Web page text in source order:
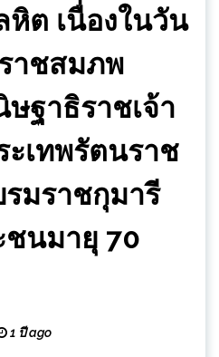
หิต เนื่องในวัน
าชสมภพ
ฐาธิราชเจ้า
ะเทพรัตนราช
มราชกุมารี
ชนมายุ 70
1 ปี ago